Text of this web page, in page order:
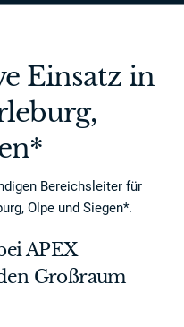
Einsatz in
Bereichsleiter für
Olpe und Siegen*.
APEX
Großraum